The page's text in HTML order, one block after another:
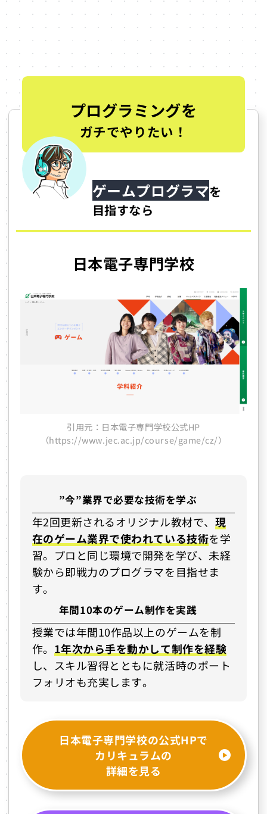
す。
ここでは、職種別におすすめの学校を紹介してい
ます。
プログラミングを
ガチでやりたい！
ゲームプログラマを
目指すなら
日本電子専門学校
引用元：日本電子専門学校公式HP
（https://www.jec.ac.jp/course/game/cz/）
”今”業界で必要な技術を学ぶ
年2回更新されるオリジナル教材で、 現
在のゲーム業界で使われている技術を学
習。プロと同じ環境で開発を学び、未経
験から即戦力のプログラマを目指せま
す。
年間10本のゲーム制作を実践
授業では年間10作品以上のゲームを制
作。 1年次から手を動かして制作を経験
し、スキル習得とともに就活時のポート
フォリオも充実します。
日本電子専門学校の公式HPで
カリキュラムの
詳細を見る